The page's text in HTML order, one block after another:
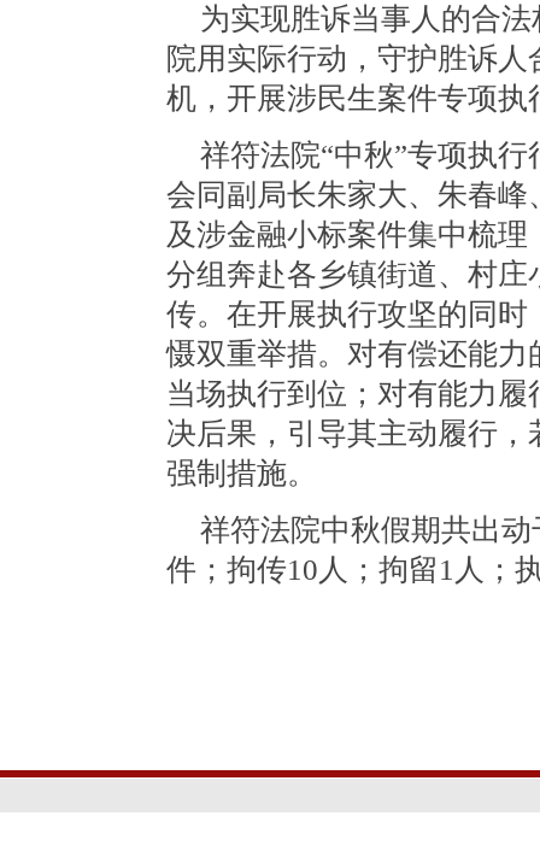
为实现胜诉当事人的合
院用实际行动，守护胜诉
机，开展涉民生案件专项执
祥符法院“中秋”专项执
会同副局长朱家大、朱春
及涉金融小标案件集中梳
分组奔赴各乡镇街道、村
传。在开展执行攻坚的同
慑双重举措。对有偿还能
当场执行到位；对有能力
决后果，引导其主动履行
强制措施。
祥符法院中秋假期共出动
件；拘传10人；拘留1人；